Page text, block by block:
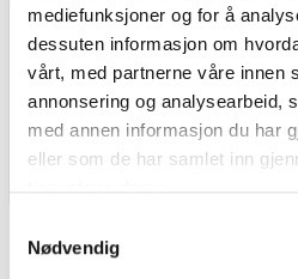
mediefunksjoner og for å
dessuten informasjon om
vårt, med partnerne våre innen
annonsering og analysearbeid,
med annen informasjon du har
eller som de har samlet inn
Nødvendig
Kappahl
Medlemstilbud: 3 for 2 på
barnevarer
(gjelder ikke Newbie) Tilbudet
gjelder i perioden 7.8-17.8